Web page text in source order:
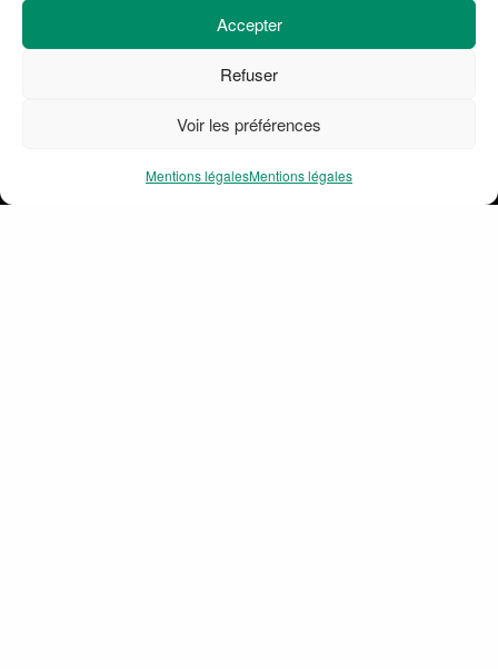
Accepter
Refuser
Voir les préférences
Mentions légalesMentions légales
Pages
Accueil
La CDEFM